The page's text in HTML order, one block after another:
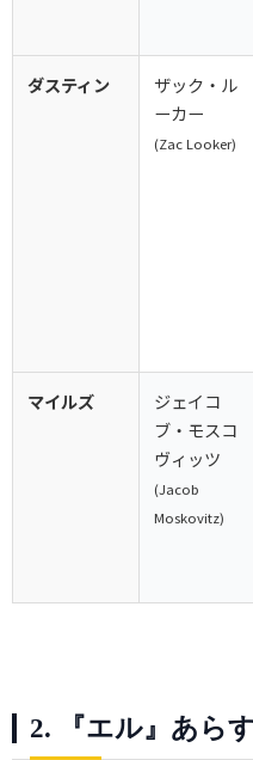
ダスティン
ザック・ル
ーカー
(Zac Looker)
マイルズ
ジェイコ
ブ・モスコ
ヴィッツ
(Jacob
Moskovitz)
2. 『エル』あら